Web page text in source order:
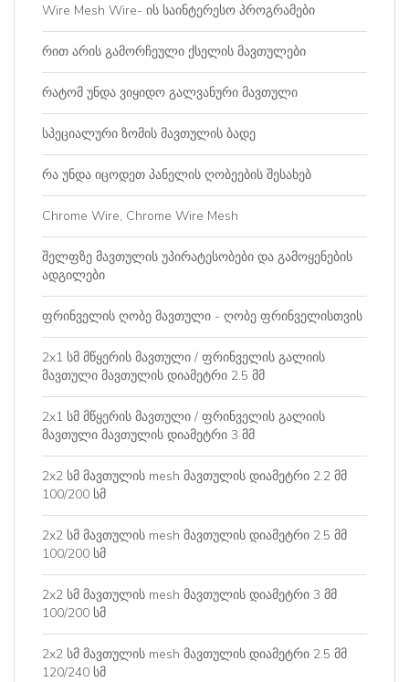
Wire Mesh Wire- ის საინტერესო პროგრამები
რით არის გამორჩეული ქსელის მავთულები
რატომ უნდა ვიყიდო გალვანური მავთული
სპეციალური ზომის მავთულის ბადე
რა უნდა იცოდეთ პანელის ღობეების შესახებ
Chrome Wire, Chrome Wire Mesh
შელფზე მავთულის უპირატესობები და გამოყენების
ადგილები
ფრინველის ღობე მავთული - ღობე ფრინველისთვის
2x1 სმ მწყერის მავთული / ფრინველის გალიის
მავთული მავთულის დიამეტრი 2.5 მმ
2x1 სმ მწყერის მავთული / ფრინველის გალიის
მავთული მავთულის დიამეტრი 3 მმ
2x2 სმ მავთულის mesh მავთულის დიამეტრი 2.2 მმ
100/200 სმ
2x2 სმ მავთულის mesh მავთულის დიამეტრი 2.5 მმ
100/200 სმ
2x2 სმ მავთულის mesh მავთულის დიამეტრი 3 მმ
100/200 სმ
2x2 სმ მავთულის mesh მავთულის დიამეტრი 2.5 მმ
120/240 სმ